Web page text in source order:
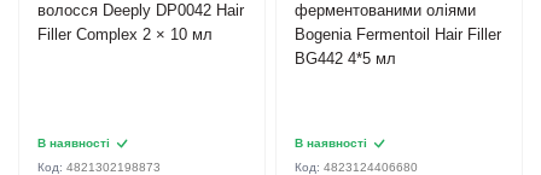
волосся Deeply DP0042 Hair
Filler Complex 2 × 10 мл
В наявності
Код: 4821302198873
ферментованими оліями
Bogenia Fermentoil Hair Filler
BG442 4*5 мл
В наявності
Код:4823124406680